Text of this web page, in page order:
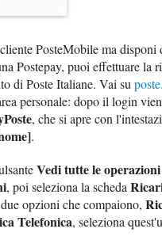
PosteMobile ma disponi
Postepay, puoi effettuare la
di Poste Italiane. Vai su
personale: dopo il login
, che si apre con
.
Vedi tutte le operazioni
, poi seleziona la scheda
opzioni che compaiono,
Telefonica, seleziona